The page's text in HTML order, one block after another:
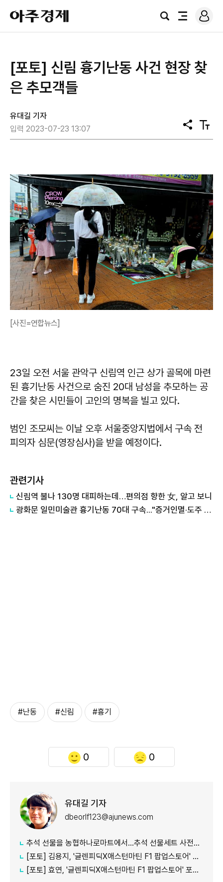
아
주
경
검
전
로
그
[포토] 신림 흉기난동 사건 현장 찾
은 추모객들
유대길 기자
입력 2023-07-23 13:07
공
유
텍
스
[사진=연합뉴스]
23일 오전 서울 관악구 신림역 인근 상가 골목에 마련
된 흉기난동 사건으로 숨진 20대 남성을 추모하는 공
간을 찾은 시민들이 고인의 명복을 빌고 있다.
범인 조모씨는 이날 오후 서울중앙지법에서 구속 전
피의자 심문(영장심사)을 받을 예정이다.
관련기사
신림역 불나 130명 대피하는데…편의점 향한 女, 알고 보니
광화문 일민미술관 흉기난동 70대 구속..."증거인멸·도주 우려"
#난동 #신림 #흉기
0 0
유대길 기자
dbeorlf123@ajunews.com
추석 선물을 농협하나로마트에서…추석 선물세트 사전예약 실시
[포토] 김용지, '글렌피딕X애스턴마틴 F1 팝업스토어' 포토콜 참석
[포토] 효연, '글렌피딕X애스턴마틴 F1 팝업스토어' 포토콜 참석